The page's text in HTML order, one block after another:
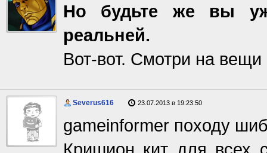
Но будьте же вы
реальней.
Вот-вот. Смотри на вещи
Severus616 23.07.2013 в 19:23:50
gameinformer походу
Кришион кит для всех